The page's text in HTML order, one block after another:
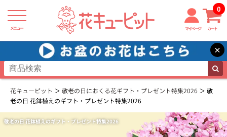
メニュー マイページ カート
0
×
花キューピット 敬老の日におくる花ギフト・プレゼント特集2026
敬
老の日 花鉢植えのギフト・プレゼント特集2026
敬老の日 花鉢植えのギフト・プレゼント特集2026